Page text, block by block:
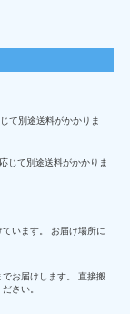
て別途送料がかかりま
じて別途送料がかかりま
います。 お届け場所に
お届けします。 直接搬
さい。